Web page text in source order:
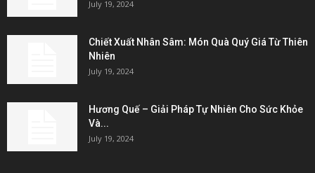
July 19, 2024
Chiết Xuất Nhân Sâm: Món Quà Quý Giá Từ Thiên
Nhiên
July 19, 2024
Hương Quế – Giải Pháp Tự Nhiên Cho Sức Khỏe
Và...
July 19, 2024